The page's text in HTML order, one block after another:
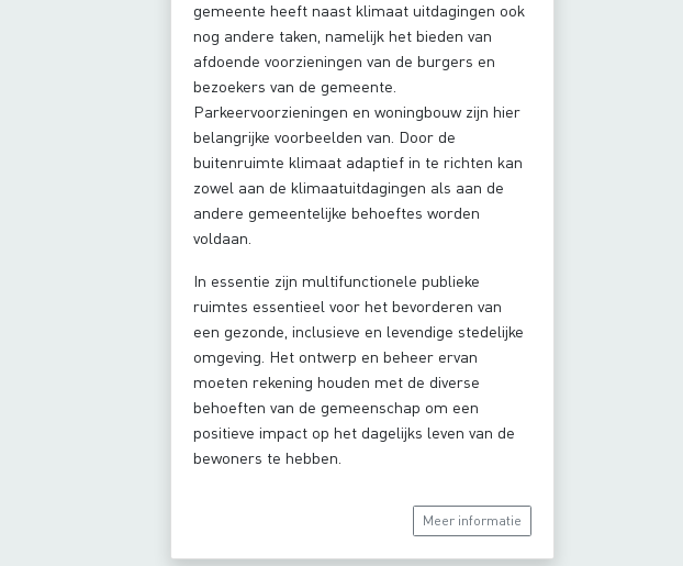
gemeente heeft naast klimaat uitdagingen ook
nog andere taken, namelijk het bieden van
afdoende voorzieningen van de burgers en
bezoekers van de gemeente.
Parkeervoorzieningen en woningbouw zijn hier
belangrijke voorbeelden van. Door de
buitenruimte klimaat adaptief in te richten kan
zowel aan de klimaatuitdagingen als aan de
andere gemeentelijke behoeftes worden
voldaan.
In essentie zijn multifunctionele publieke
ruimtes essentieel voor het bevorderen van
een gezonde, inclusieve en levendige stedelijke
omgeving. Het ontwerp en beheer ervan
moeten rekening houden met de diverse
behoeften van de gemeenschap om een
positieve impact op het dagelijks leven van de
bewoners te hebben.
Meer informatie